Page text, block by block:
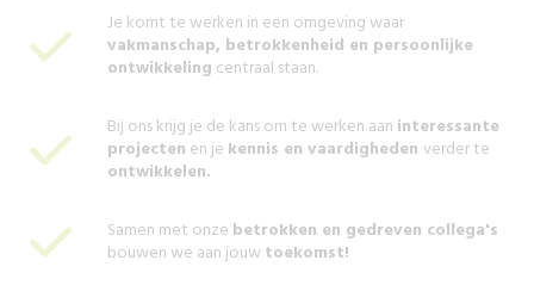
Je komt te werken in een omgeving waar
vakmanschap, betrokkenheid en persoonlijke
ontwikkeling centraal staan.
Bij ons krijg je de kans om te werken aan interessante
projecten en je kennis en vaardigheden verder te
ontwikkelen.
Samen met onze betrokken en gedreven collega's
bouwen we aan jouwtoekomst!